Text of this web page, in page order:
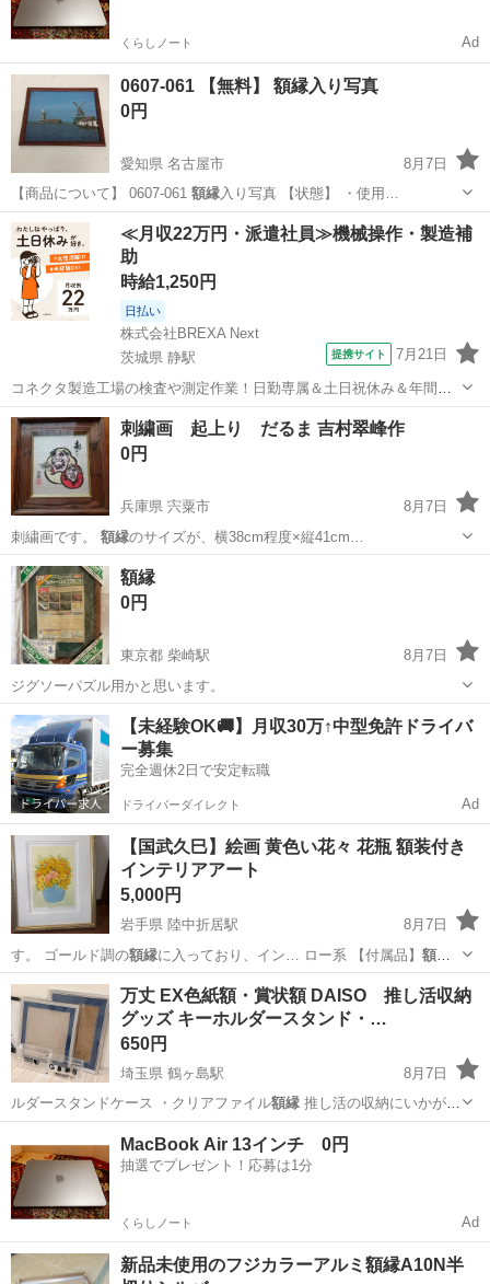
くらしノート Ad
0607-061 【無料】 額縁入り写真
0円
愛知県 名古屋市
8月7日
【商品について】 0607-061 額縁 入り写真 【状態】 ・使用…
愛知 名古屋市 インテリア雑貨/小物 リユース
≪月収22万円・派遣社員≫機械操作・製造補
助
時給1,250円
日払い
株式会社BREXA Next
茨城県 静駅
提携サイト 7月21日
コネクタ製造工場の検査や測定作業！日勤専属＆土日祝休み＆年間休
日128日★クリーンルーム内作業★マイカー通勤OK＆無料駐車場あり
★就業先食堂利用可！日払い制度あり！《茨城県常陸大宮市》 人気の
工場のお仕事 ◇コネクタ製造工...
茨城 常陸大宮市 静駅 その他
刺繍画 起上り だるま 吉村翠峰作
0円
兵庫県 宍粟市
8月7日
刺繍画です。 額縁のサイズが、横38cm程度×縦41cm…
兵庫 宍粟市 その他
額縁
0円
東京都 柴崎駅
8月7日
ジグソーパズル用かと思います。
東京 狛江市 柴崎駅 その他
【未経験OK🚚】月収30万↑中型免許ドライバ
ー募集
完全週休2日で安定転職
ドライバーダイレクト Ad
【国武久巳】絵画 黄色い花々 花瓶 額装付き
インテリアアート
5,000円
岩手県 陸中折居駅
8月7日
す。 ゴールド調の額縁に入っており、イン… ロー系 【付属品】 額縁
サイズ：PAP…
岩手 奥州市 陸中折居駅 その他
万丈 EX色紙額・賞状額 DAISO 推し活収納
グッズ キーホルダースタンド・…
650円
埼玉県 鶴ヶ島駅
8月7日
ルダースタンドケース ・クリアファイル額縁推し活の収納にいかがで
しょうか？
インテリア雑貨/小物
MacBook Air 13インチ 0円
抽選でプレゼント！応募は1分
くらしノート Ad
新品未使用のフジカラーアルミ額縁A10N半